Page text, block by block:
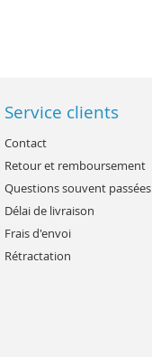
Service clients
Contact
Retour et remboursement
Questions souvent passées
Délai de livraison
Frais d'envoi
Rétractation